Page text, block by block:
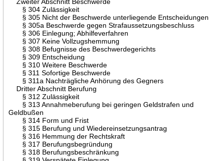
§ 304 Zulässigkeit
§ 305 Nicht der Beschwerde unterliegende Entscheidungen
§ 305a Beschwerde gegen Strafaussetzungsbeschluss
§ 306 Einlegung; Abhilfeverfahren
§ 307 Keine Vollzugshemmung
§ 308 Befugnisse des Beschwerdegerichts
§ 309 Entscheidung
§ 310 Weitere Beschwerde
§ 311 Sofortige Beschwerde
§ 311a Nachträgliche Anhörung des Gegners
Dritter Abschnitt Berufung
§ 312 Zulässigkeit
§ 313 Annahmeberufung bei geringen Geldstrafen und
Geldbußen
§ 314 Form und Frist
§ 315 Berufung und Wiedereinsetzungsantrag
§ 316 Hemmung der Rechtskraft
§ 317 Berufungsbegründung
§ 318 Berufungsbeschränkung